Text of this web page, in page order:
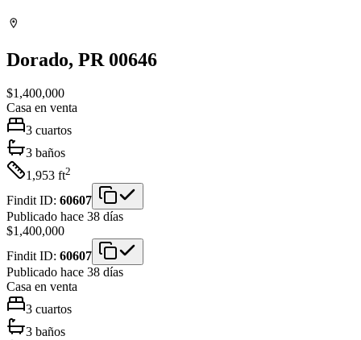
Dorado, PR 00646
$1,400,000
Casa en venta
3 cuartos
3 baños
1,953 ft2
Findit ID: 60607
Publicado hace 38 días
$1,400,000
Findit ID: 60607
Publicado hace 38 días
Casa en venta
3 cuartos
3 baños